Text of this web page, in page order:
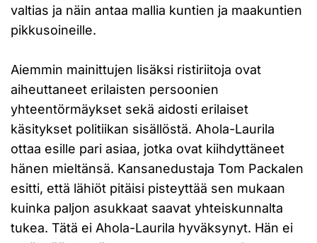
valtias ja näin antaa mallia kuntien ja maakuntien
pikkusoineille.
Aiemmin mainittujen lisäksi ristiriitoja ovat
aiheuttaneet erilaisten persoonien
yhteentörmäykset sekä aidosti erilaiset
käsitykset politiikan sisällöstä. Ahola-Laurila
ottaa esille pari asiaa, jotka ovat kiihdyttäneet
hänen mieltänsä. Kansanedustaja Tom Packalen
esitti, että lähiöt pitäisi pisteyttää sen mukaan
kuinka paljon asukkaat saavat yhteiskunnalta
tukea. Tätä ei Ahola-Laurila hyväksynyt. Hän ei